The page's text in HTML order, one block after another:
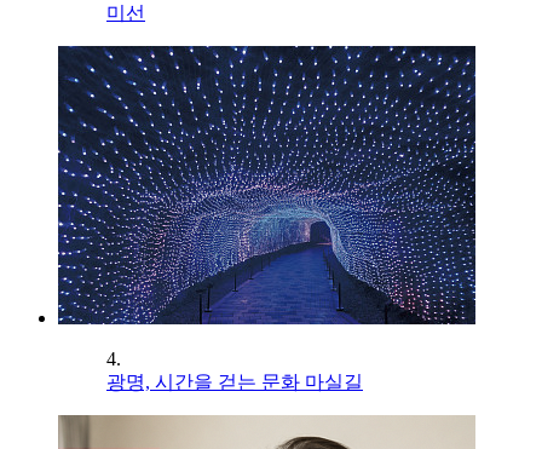
미선
4.
광명, 시간을 걷는 문화 마실길